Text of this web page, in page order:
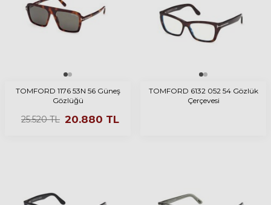
TOMFORD 1176 53N 56 Güneş
Gözlüğü
25.520TL 20.880 TL
TOMFORD 6132 052 54 Gözlük
Çerçevesi